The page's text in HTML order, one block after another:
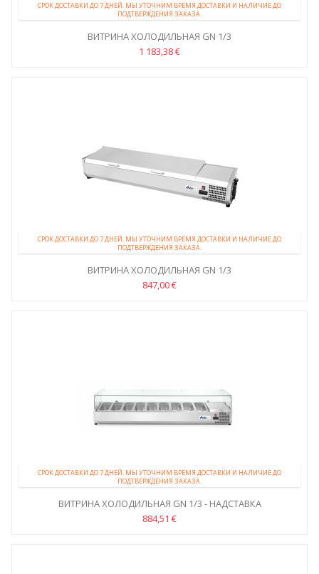
СРОК ДОСТАВКИ ДО 7 ДНЕЙ. МЫ УТОЧНИМ ВРЕМЯ ДОСТАВКИ И НАЛИЧИЕ ДО
ПОДТВЕРЖДЕНИЯ ЗАКАЗА.
ВИТРИНА ХОЛОДИЛЬНАЯ GN 1/3
1 183,38 €
СРОК ДОСТАВКИ ДО 7 ДНЕЙ. МЫ УТОЧНИМ ВРЕМЯ ДОСТАВКИ И НАЛИЧИЕ ДО
ПОДТВЕРЖДЕНИЯ ЗАКАЗА.
ВИТРИНА ХОЛОДИЛЬНАЯ GN 1/3
847,00 €
СРОК ДОСТАВКИ ДО 7 ДНЕЙ. МЫ УТОЧНИМ ВРЕМЯ ДОСТАВКИ И НАЛИЧИЕ ДО
ПОДТВЕРЖДЕНИЯ ЗАКАЗА.
ВИТРИНА ХОЛОДИЛЬНАЯ GN 1/3 - НАДСТАВКА
884,51 €